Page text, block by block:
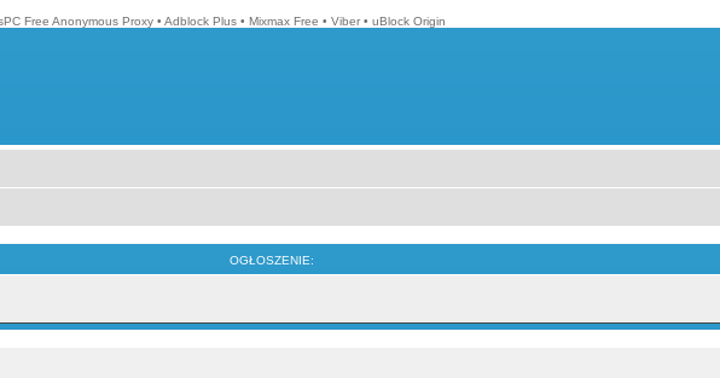
Free Anonymous Proxy • Adblock Plus • Mixmax Free • Viber • uBlock Origin
OGŁOSZENIE: